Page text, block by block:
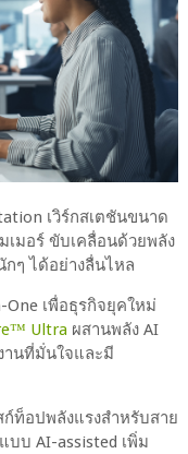
เวิร์กสเตชันขนาด
เมอร์ ขับเคลื่อนด้วยพลัง
กๆ ได้อย่างลื่นไหล
One เพื่อธุรกิจยุคใหม่
Ultraผสานพลัง AI
านที่มั่นใจและมี
ก์ท็อปพลังแรงสำหรับสาย
บบ AI-assisted เพิ่ม